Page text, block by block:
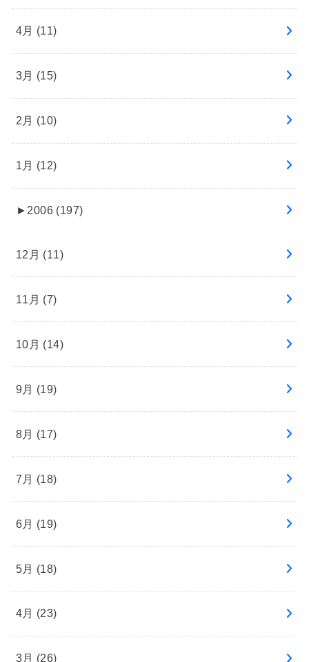
4月 (11)
3月 (15)
2月 (10)
1月 (12)
► 2006 (197)
12月 (11)
11月 (7)
10月 (14)
9月 (19)
8月 (17)
7月 (18)
6月 (19)
5月 (18)
4月 (23)
3月 (26)